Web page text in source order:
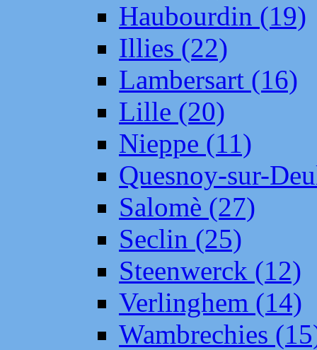
Haubourdin (19)
Illies (22)
Lambersart (16)
Lille (20)
Nieppe (11)
Quesnoy-sur-
Salomè (27)
Seclin (25)
Steenwerck (12)
Verlinghem (14)
Wambrechies